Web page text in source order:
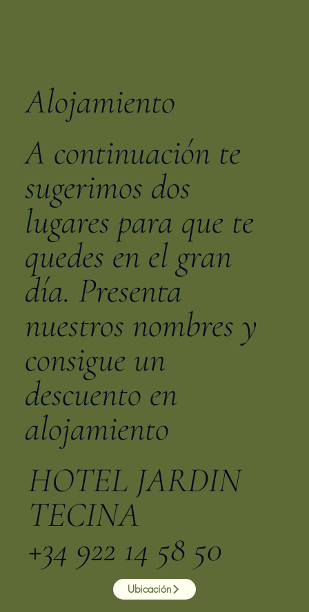
Alojamiento
A continuación te
sugerimos dos
lugares para que te
quedes en el gran
día. Presenta
nuestros nombres y
consigue un
descuento en
alojamiento
HOTEL JARDIN
TECINA
+34 922 14 58 50
Ubicación